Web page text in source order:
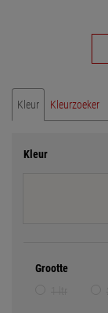
Kleur Kleurzoeker
Kleur
Grootte